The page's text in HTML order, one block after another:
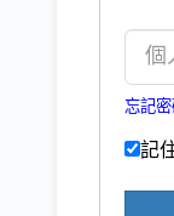
忘記
記